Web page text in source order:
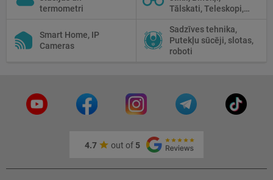
termometri
Tālskati, Teleskopi,
Mikroskopi,
Termokameras, Nakts
redzamība
Smart Home, IP
Cameras
Sadzīves tehnika,
Putekļu sūcēji, slotas,
roboti
4.7 out of 5